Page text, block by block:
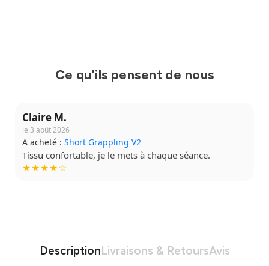
Ce qu'ils pensent de nous
Claire M.
le 3 août 2026
A acheté : Short Grappling V2
Tissu confortable, je le mets à chaque séance.
★★★★☆
DescriptionLivraisons & RetoursAvis